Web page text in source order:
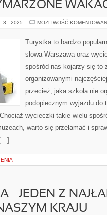
3 - 2025 MOŻLIWOŚĆ
Turystka to bardzo
słowa Warszawa oraz
spośród nas kojarzy się to
organizowanymi
przecież, jaka szkoła nie
podopiecznym wyjazdu do
wycieczki takie wielu
warto się przełamać i
– JEDEN Z
KRAJU